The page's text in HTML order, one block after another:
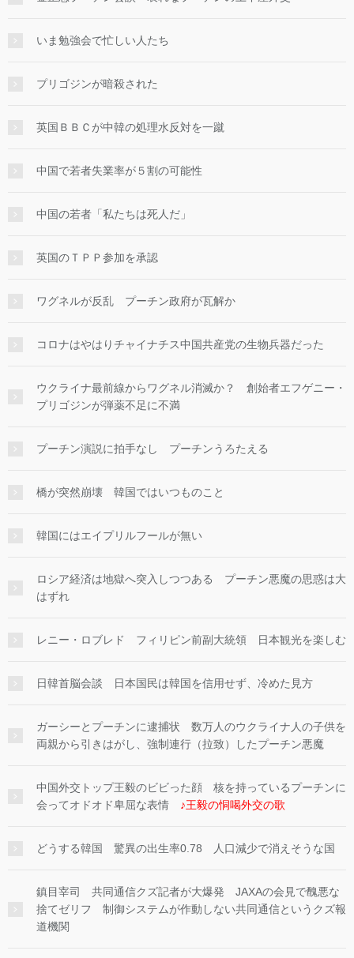
いま勉強会で忙しい人たち
プリゴジンが暗殺された
英国ＢＢＣが中韓の処理水反対を一蹴
中国で若者失業率が５割の可能性
中国の若者「私たちは死人だ」
英国のＴＰＰ参加を承認
ワグネルが反乱 プーチン政府が瓦解か
コロナはやはりチャイナチス中国共産党の生物兵器だった
ウクライナ最前線からワグネル消滅か？ 創始者エフゲニー・
プリゴジンが弾薬不足に不満
プーチン演説に拍手なし プーチンうろたえる
橋が突然崩壊 韓国ではいつものこと
韓国にはエイプリルフールが無い
ロシア経済は地獄へ突入しつつある プーチン悪魔の思惑は大
はずれ
レニー・ロブレド フィリピン前副大統領 日本観光を楽しむ
日韓首脳会談 日本国民は韓国を信用せず、冷めた見方
ガーシーとプーチンに逮捕状 数万人のウクライナ人の子供を
両親から引きはがし、強制連行（拉致）したプーチン悪魔
中国外交トップ王毅のビビった顔 核を持っているプーチンに
会ってオドオド卑屈な表情 ♪王毅の恫喝外交の歌
どうする韓国 驚異の出生率0.78 人口減少で消えそうな国
鎮目宰司 共同通信クズ記者が大爆発 JAXAの会見で醜悪な
捨てゼリフ 制御システムが作動しない共同通信というクズ報
道機関